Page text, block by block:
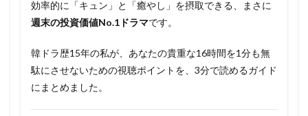
効率的に「キュン」と「癒やし」を摂取できる、まさに
週末の投資価値No.1ドラマです。
韓ドラ歴15年の私が、あなたの貴重な16時間を1分も無
駄にさせないための視聴ポイントを、3分で読めるガイド
にまとめました。